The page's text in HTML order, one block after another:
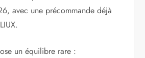
avec une précommande déjà
un équilibre rare :